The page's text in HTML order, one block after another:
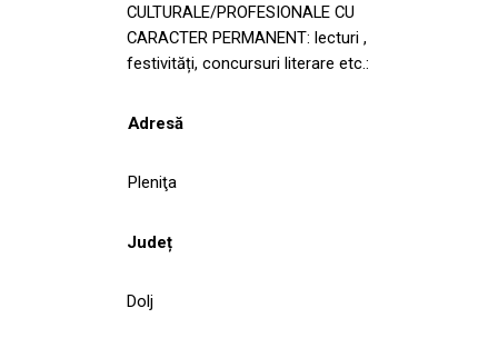
CULTURALE/PROFESIONALE CU
CARACTER PERMANENT: lecturi ,
festivități, concursuri literare etc.:
Adresă
Pleniţa
Județ
Dolj